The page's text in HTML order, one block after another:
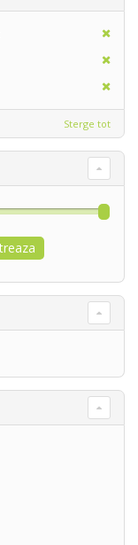
Sterge tot